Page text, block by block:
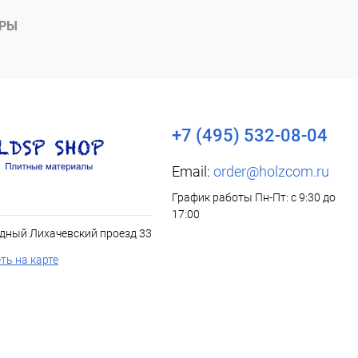
Лихачевский проезд 33
на карте
+7 (495) 532-08-04
Email: order@holzcom.ru
График работы Пн-Пт: с 9:30 до
17:00